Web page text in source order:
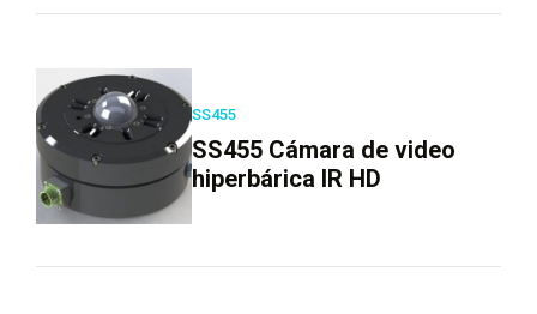
SS455
SS455 Cámara de video
hiperbárica IR HD